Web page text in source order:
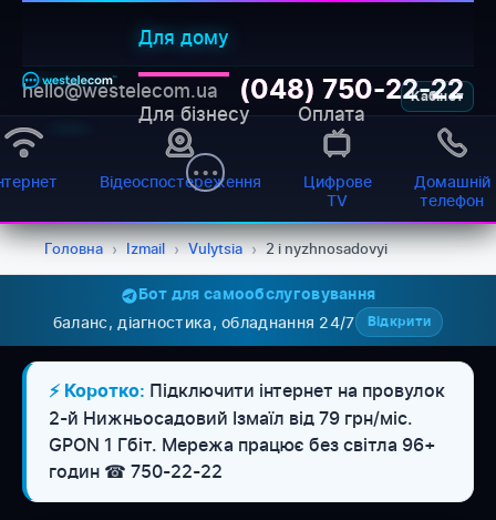
Для дому
Для бізнесу Оплата
Кабінет
hello@westelecom.ua (048) 750-22-22
Відеоспостереження
Цифрове
TV
Домашній
телефон
Головна › Izmail › Vulytsia › 2 i nyzhnosadovyi
Бот для самообслуговування
баланс, діагностика, обладнання 24/7 Відкрити
⚡ Коротко: Підключити інтернет на провулок
2-й Нижньосадовий Ізмаїл від 79 грн/міс.
GPON 1 Гбіт. Мережа працює без світла 96+
годин ☎ 750-22-22
WESTELECOM